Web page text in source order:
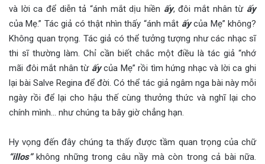
và lời ca để diễn tả “ánh mắt dịu hiền ấy, đôi mắt nhân từ ấy
của Mẹ.” Tác giả có thật nhìn thấy “ánh mắt ấycủa Mẹ” không?
Không quan trọng. Tác giả có thể tưởng tượng như các nhạc sĩ
thi sĩ thường làm. Chỉ cần biết chắc một điều là tác giả “nhớ
mãi đôi mắt nhân từ ấycủa Mẹ” rồi tìm hứng nhạc và lời ca ghi
lại bài Salve Regina để đời. Có thể tác giả ngâm nga bài này mỗi
ngày rồi để lại cho hậu thế cùng thưởng thức và nghĩ lại cho
chính mình… như chúng ta bây giờ chẳng hạn.
Hy vọng đến đây chúng ta thấy được tầm quan trọng của chữ
“illos”không những trong câu nầy mà còn trong cả bài nữa.